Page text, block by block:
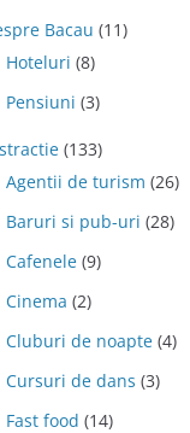
Bacau (11)
Hoteluri (8)
Pensiuni (3)
(133)
Agentii de turism (26)
Baruri si pub-uri (28)
Cafenele (9)
Cinema (2)
Cluburi de noapte (4)
Cursuri de dans (3)
Fast food (14)